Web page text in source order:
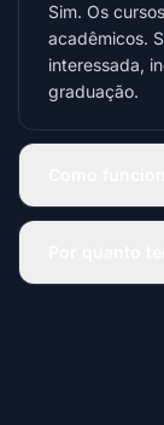
Sim. Os
acadêmicos.
interessada,
graduação.